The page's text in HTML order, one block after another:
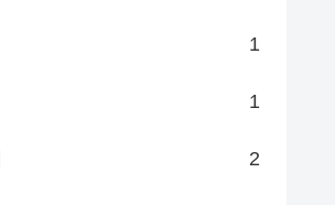
1
1
2